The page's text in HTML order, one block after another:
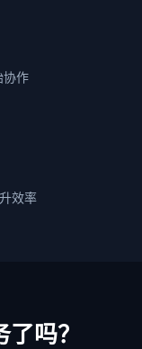
协作
效率
吗？